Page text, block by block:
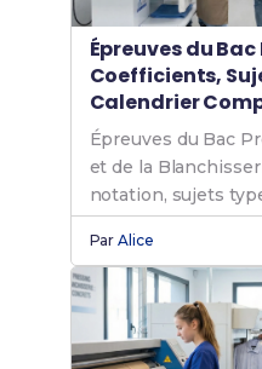
Épreuves du Bac
Coefficients,
Calendrier
Épreuves du Bac
et de la
notation, sujets
réussir.
ParAlice